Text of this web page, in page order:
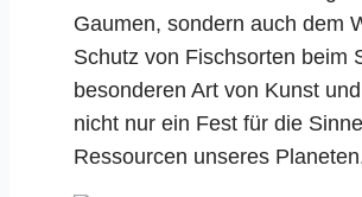
Gaumen, sondern auch dem
Schutz von Fischsorten beim
besonderen Art von Kunst
nicht nur ein Fest für die
Ressourcen unseres